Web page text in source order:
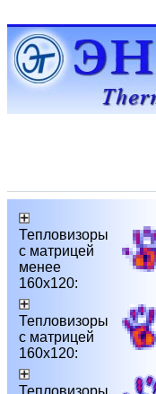
Тепловизоры
с матрицей
менее
160х120:
Тепловизоры
с матрицей
160х120: